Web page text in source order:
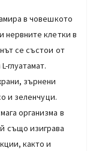
в човешкото
нервните клетки в
се състои от
глуатамат.
зърнени
и зеленчуци.
организма в
също изиграва
както и